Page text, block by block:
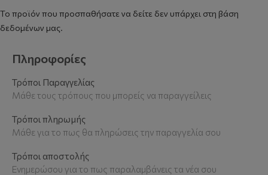
Το προϊόν που προσπαθήσατε να δείτε δεν υπάρχει στη βάση
δεδομένων μας.
Πληροφορίες
Τρόποι Παραγγελίας
Μάθε τους τρόπους που μπορείς να παραγγείλεις
Τρόποι πληρωμής
Μάθε για το πως θα πληρώσεις την παραγγελία σου
Τρόποι αποστολής
Ενημερώσου για το πως παραλαμβάνεις τα νέα σου